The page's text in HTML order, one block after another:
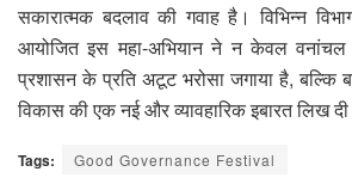
सकारात्मक बदलाव की गवाह है। विभिन्न
आयोजित इस महा-अभियान ने न केवल
प्रशासन के प्रति अटूट भरोसा जगाया है, बल्कि
विकास की एक नई और व्यावहारिक इबारत लिख
Tags: Good Governance Festival